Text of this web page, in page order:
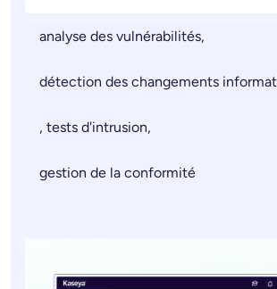
analyse des vulnérabilités,
détection des changements
, tests d'intrusion,
gestion de la conformité